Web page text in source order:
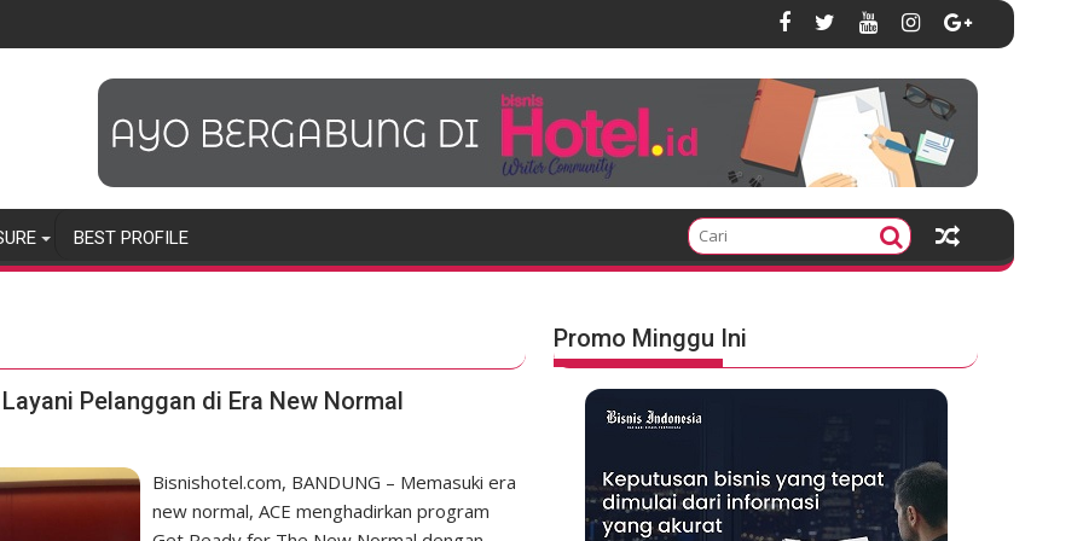
BEST PROFILE
Pelanggan di Era New Normal
Bisnishotel.com, BANDUNG – Memasuki era
new normal, ACE menghadirkan program
Promo Minggu Ini